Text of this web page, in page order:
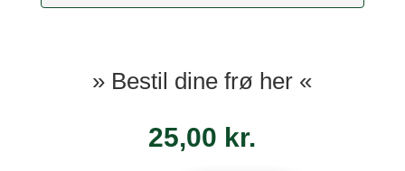
» Bestil dine frø her «
25,00 kr.